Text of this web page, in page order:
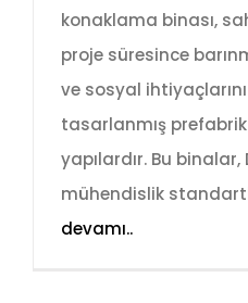
konaklama binası,
proje süresince
ve sosyal
tasarlanmış
yapılardır. Bu binalar,
mühendislik
devamı..